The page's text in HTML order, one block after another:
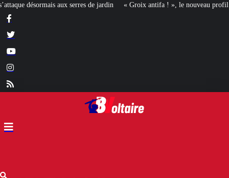
« Groix antifa ! », le nouveau profil de la gauche révolutionnaire ?